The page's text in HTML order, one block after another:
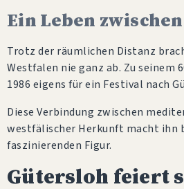
Ein Leben
Trotz der räumlichen Distanz
Westfalen nie ganz ab. Zu seinem
1986 eigens für ein Festival nach
Diese Verbindung zwischen
westfälischer Herkunft macht ihn
faszinierenden Figur.
Gütersloh feiert